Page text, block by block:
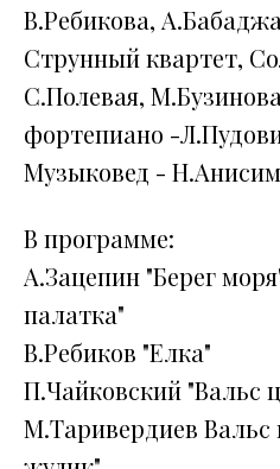
В.Ребикова,
Струнный квартет,
С.Полевая,
фортепиано -
Музыковед -
В программе:
А.Зацепин "Берег
палатка"
В.Ребиков "Елка"
П.Чайковский "Вальс
М.Таривердиев